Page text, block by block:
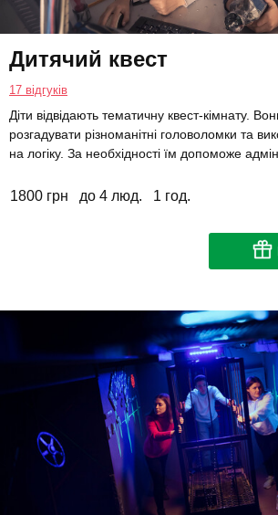
Дитячий квест
17 відгуків
Діти відвідають тематичну квест-кімнату.
розгадувати різноманітні головоломки та
на логіку. За необхідності їм допоможе
1800 грн до 4 люд. 1 год.